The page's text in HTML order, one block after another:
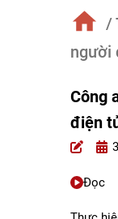
/
người
Công
điện
Đọc